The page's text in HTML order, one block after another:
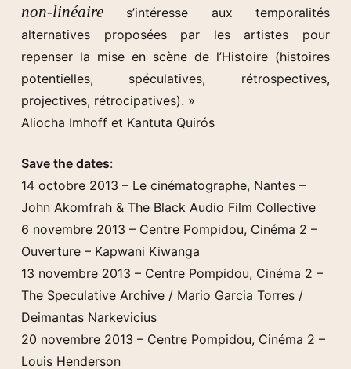
non-linéaire
s’intéresse aux temporalités
alternatives proposées par les artistes pour
repenser la mise en scène de l’Histoire (histoires
potentielles, spéculatives, rétrospectives,
projectives, rétrocipatives). »
Aliocha Imhoff et Kantuta Quirós
Save the dates:
14 octobre 2013 – Le cinématographe, Nantes –
John Akomfrah & The Black Audio Film Collective
6 novembre 2013 – Centre Pompidou, Cinéma 2 –
Ouverture – Kapwani Kiwanga
13 novembre 2013 – Centre Pompidou, Cinéma 2 –
The Speculative Archive / Mario Garcia Torres /
Deimantas Narkevicius
20 novembre 2013 – Centre Pompidou, Cinéma 2 –
Louis Henderson